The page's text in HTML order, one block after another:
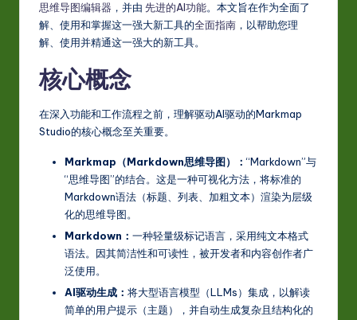
in
A
思维导图编辑器 ，并由 先进的AI功能。本文旨在作为全面了
解、使用和掌握这一强大新工具的全面指南 ，以帮助您理
解、使用并精通这一强大的新工具。
核心概念
在深入功能和工作流程之前，理解驱动AI驱动的Markmap
Studio的核心概念至关重要。
Markmap（Markdown思维导图）：“Markdown”与
“思维导图”的结合。这是一种可视化方法，将标准的
Markdown语法（标题、列表、加粗文本）渲染为层级
化的思维导图。
Markdown： 一种轻量级标记语言，采用纯文本格式
语法。因其简洁性和可读性，被开发者和内容创作者广
泛使用。
AI驱动生成： 将大型语言模型（LLMs）集成，以解读
简单的用户提示（主题），并自动生成复杂且结构化的